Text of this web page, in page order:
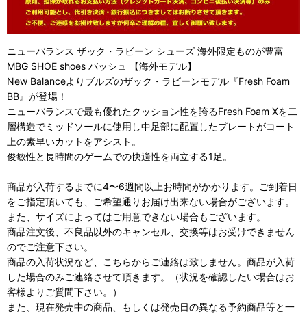
ニューバランス ザック・ラビーン シューズ 海外限定ものが豊富
MBG SHOE shoes バッシュ 【海外モデル】
New Balanceよりブルズのザック・ラビーンモデル『Fresh Foam
BB』が登場！
ニューバランスで最も優れたクッション性を誇るFresh Foam Xを二
層構造でミッドソールに使用し中足部に配置したプレートがコート
上の素早いカットをアシスト。
俊敏性と長時間のゲームでの快適性を両立する1足。
商品が入荷するまでに4〜6週間以上お時間がかかります。ご到着日
をご指定頂いても、ご希望通りお届け出来ない場合がございます。
また、サイズによってはご用意できない場合もございます。
商品注文後、不良品以外のキャンセル、交換等はお受けできません
のでご注意下さい。
商品の入荷状況など、こちらからご連絡は致しません。商品が入荷
した場合のみご連絡させて頂きます。（状況を確認したい場合はお
客様よりご質問下さい。）
また、現在発売中の商品、もしくは発売日の異なる予約商品等と一